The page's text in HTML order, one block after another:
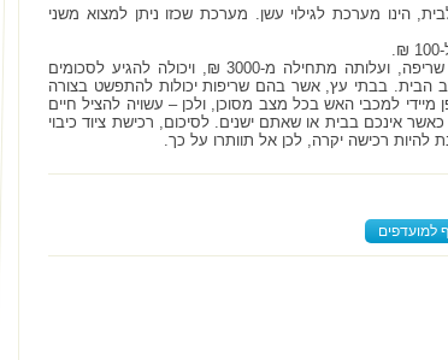
הינו מערכת לגילוי עשן. מערכת שכזו ניתן למצוא משני
2. מערכת חכמה יותר אשר גם מדווחת למכבי האש במקרה של שריפה, ועלותה מתחילה מ-3000 ₪, ויכולה להגיע לסכומים
הבית. בבתי עץ, אשר בהם שריפות יכולות להתפשט בצורה
למכבי האש בכל מצב מסוכן, ולכן – עשויה להציל חיים
אינכם בבית או שאתם ישנים. לסיכום, רכישת ציוד כיבוי
רכישה יקרה, לכן אל תוותרו על כך.
למועדפים